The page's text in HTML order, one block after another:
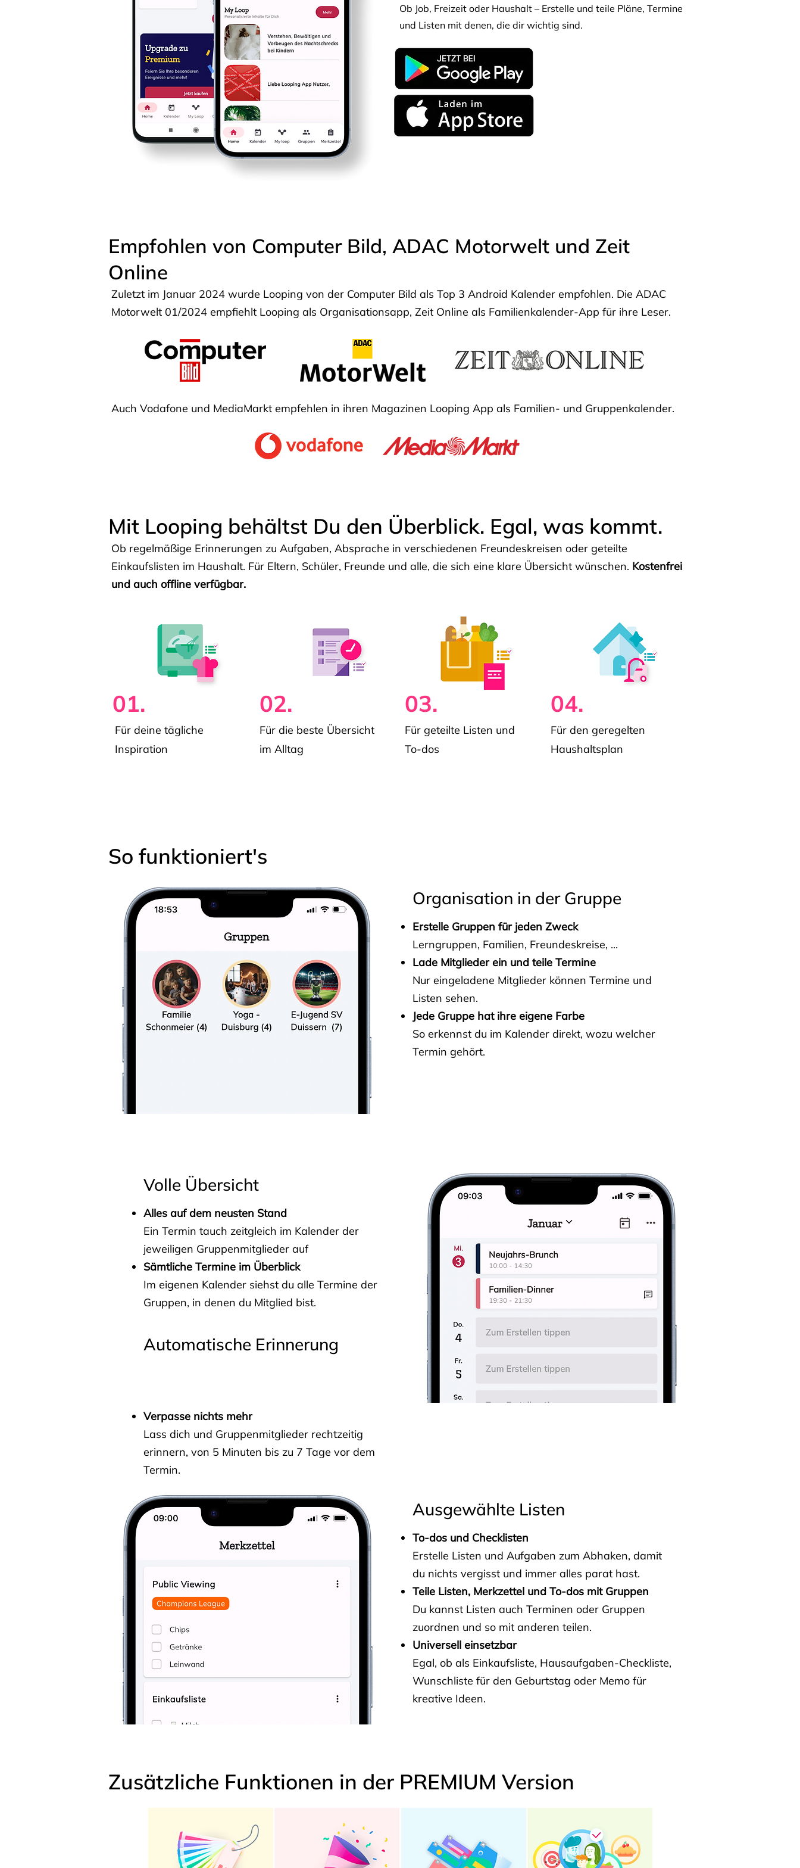
Ob Job, Freizeit oder Haushalt – Erstelle und teile Pläne, Termine
und Listen mit denen, die dir wichtig sind.
Empfohlen von Computer Bild, ADAC Motorwelt und Zeit
Online
Zuletzt im Januar 2024 wurde Looping von der Computer Bild als Top 3 Android Kalender empfohlen. Die ADAC
Motorwelt 01/2024 empfiehlt Looping als Organisationsapp, Zeit Online als Familienkalender-App für ihre Leser.
Auch Vodafone und MediaMarkt empfehlen in ihren Magazinen Looping App als Familien- und Gruppenkalender.
Mit Looping behältst Du den Überblick. Egal, was kommt.
Ob regelmäßige Erinnerungen zu Aufgaben, Absprache in verschiedenen Freundeskreisen oder geteilte
Einkaufslisten im Haushalt. Für Eltern, Schüler, Freunde und alle, die sich eine klare Übersicht wünschen. Kostenfrei
und auch offline verfügbar.
01.
Für deine tägliche
Inspiration
02.
Für die beste Übersicht
im Alltag
03.
Für geteilte Listen und
To-dos
04.
Für den geregelten
Haushaltsplan
So funktioniert's
Organisation in der Gruppe
Erstelle Gruppen für jeden Zweck
Lerngruppen, Familien, Freundeskreise, ...
Lade Mitglieder ein und teile Termine
Nur eingeladene Mitglieder können Termine und
Listen sehen.
Jede Gruppe hat ihre eigene Farbe
So erkennst du im Kalender direkt, wozu welcher
Termin gehört.
Volle Übersicht
Alles auf dem neusten Stand
Ein Termin tauch zeitgleich im Kalender der
jeweiligen Gruppenmitglieder auf
Sämtliche Termine im Überblick
Im eigenen Kalender siehst du alle Termine der
Gruppen, in denen du Mitglied bist.
Automatische Erinnerung
Verpasse nichts mehr
Lass dich und Gruppenmitglieder rechtzeitig
erinnern, von 5 Minuten bis zu 7 Tage vor dem
Termin.
Ausgewählte Listen
To-dos und Checklisten
Erstelle Listen und Aufgaben zum Abhaken, damit
du nichts vergisst und immer alles parat hast.
Teile Listen, Merkzettel und To-dos mit Gruppen
Du kannst Listen auch Terminen oder Gruppen
zuordnen und so mit anderen teilen.
Universell einsetzbar
Egal, ob als Einkaufsliste, Hausaufgaben-Checkliste,
Wunschliste für den Geburtstag oder Memo für
kreative Ideen.
Zusätzliche Funktionen in der PREMIUM Version